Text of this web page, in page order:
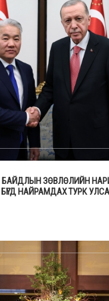
БАЙДЛЫН ЗӨВЛӨЛИЙН
НАЙРАМДАХ ТУРК